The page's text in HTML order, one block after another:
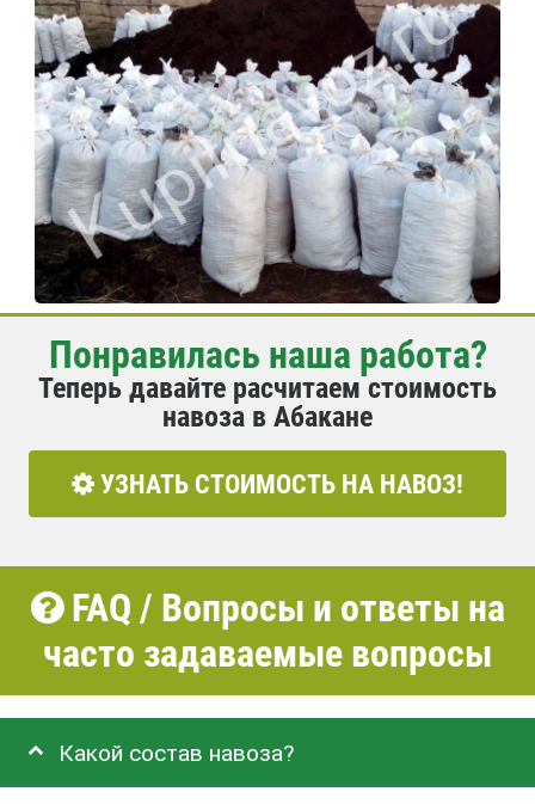
Понравилась наша работа?
Теперь давайте расчитаем стоимость
навоза в Абакане
УЗНАТЬ СТОИМОСТЬ НА НАВОЗ!
FAQ / Вопросы и ответы на
часто задаваемые вопросы
Какой состав навоза?